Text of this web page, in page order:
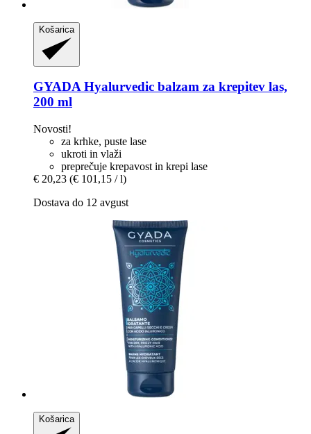
Košarica
GYADAHyalurvedic balzam za krepitev las,
200 ml
Novosti!
za krhke, puste lase
ukroti in vlaži
preprečuje krepavost in krepi lase
€ 20,23 (€ 101,15 / l)
Dostava do 12 avgust
Košarica